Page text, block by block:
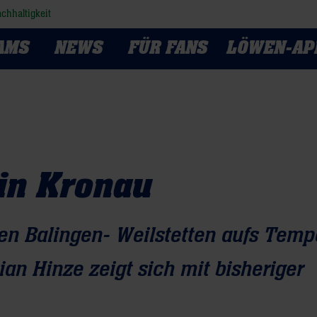
NEWS FÜR FANS LÖWEN-
Kronau
Balingen- Weilstetten aufs
Hinze zeigt sich mit bisheriger